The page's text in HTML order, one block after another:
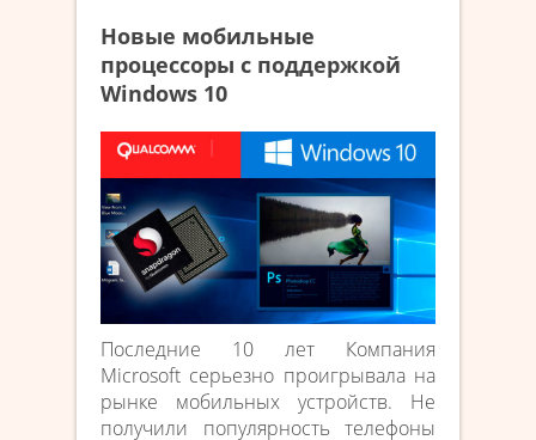
Новые мобильные
процессоры с поддержкой
Windows 10
Последние 10 лет Компания
Microsoft серьезно проигрывала на
рынке мобильных устройств. Не
получили популярность телефоны